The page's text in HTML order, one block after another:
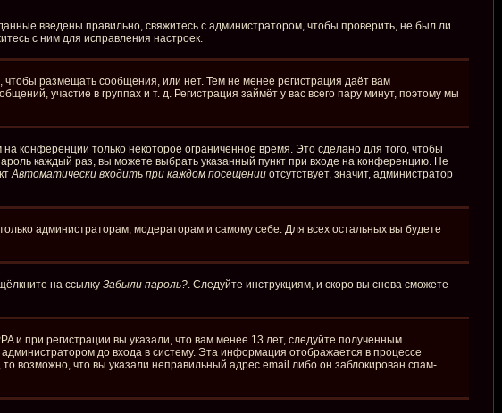
введены правильно, свяжитесь с администратором, чтобы проверить, не был ли
с ним для исправления настроек.
чтобы размещать сообщения, или нет. Тем не менее регистрация даёт вам
участие в группах и т. д. Регистрация займёт у вас всего пару минут, поэтому мы
конференции только некоторое ограниченное время. Это сделано для того, чтобы
каждый раз, вы можете выбрать указанный пункт при входе на конференцию. Не
Автоматически входить при каждом посещении отсутствует, значит, администратор
администраторам, модераторам и самому себе. Для всех остальных вы будете
на ссылку Забыли пароль?. Следуйте инструкциям, и скоро вы снова сможете
и при регистрации вы указали, что вам менее 13 лет, следуйте полученным
до входа в систему. Эта информация отображается в процессе
возможно, что вы указали неправильный адрес email либо он заблокирован спам-